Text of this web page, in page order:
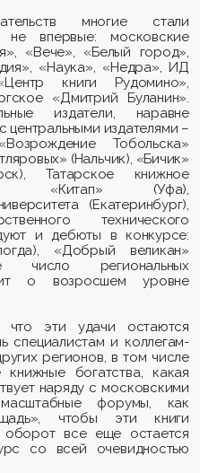
многие стали
не впервые: московские
«Вече», «Белый город»,
«Наука», «Недра», ИД
книгиРудомино»,
«Дмитрий Буланин».
издатели, наравне
издателями –
Тобольска»
(Нальчик), «Бичик»
Татарское книжное
«Китап» (Уфа),
(Екатеринбург),
технического
и дебюты в конкурсе:
«Добрый великан»
число региональных
о возросшем уровне
эти удачи остаются
специалистам и коллегам-
регионов, в том числе
богатства, какая
наряду с московскими
форумы, как
чтобы эти книги
все еще остается
со всей очевидностью